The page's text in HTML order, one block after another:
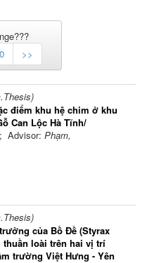
>>
điểm khu hệ chim ở khu
Can Lộc Hà Tĩnh/
; Advisor: Phạm,
của Bồ Đề (Styrax
loài trên hai vị trí
trường Việt Hưng - Yên